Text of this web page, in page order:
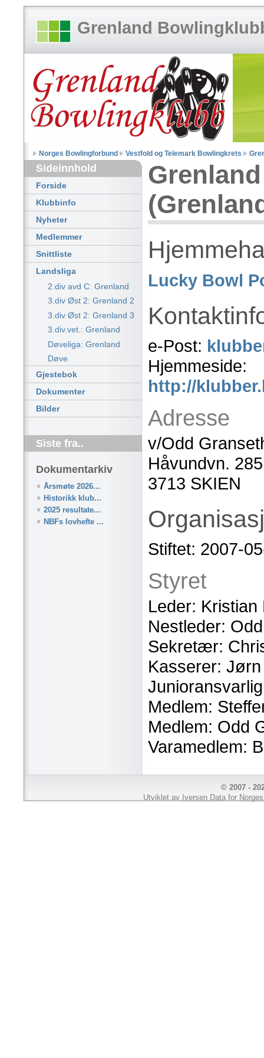
Grenland
Norges Bowlingforbund Vestfold og Telemark Bowlingkrets
Sideinnhold
Forside
Klubbinfo
Nyheter
Medlemmer
Snittliste
Landsliga
2.div avd C: Grenland
3.div Øst 2: Grenland 2
3.div Øst 2: Grenland 3
3.div.vet.: Grenland
Døveliga: Grenland
Døve
Gjestebok
Dokumenter
Bilder
Siste fra..
Dokumentarkiv
Årsmøte 2026...
Historikk klub...
2025 resultate...
NBFs lovhefte ...
Lucky Bowl
e-Post:
Hjemmeside:
http://
Adresse
v/Odd
Håvundvn. 285
3713 SKIEN
Stiftet: 2007-
Styret
Leder:
Nestleder:
Sekretær:
Kasserer:
Medlem:
Medlem: Odd
Varamedlem:
© 2007 -
Utviklet av Iversen Datafor